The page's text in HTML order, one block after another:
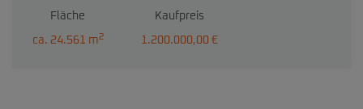
Fläche
ca. 24.561 m2
Kaufpreis
1.200.000,00 €